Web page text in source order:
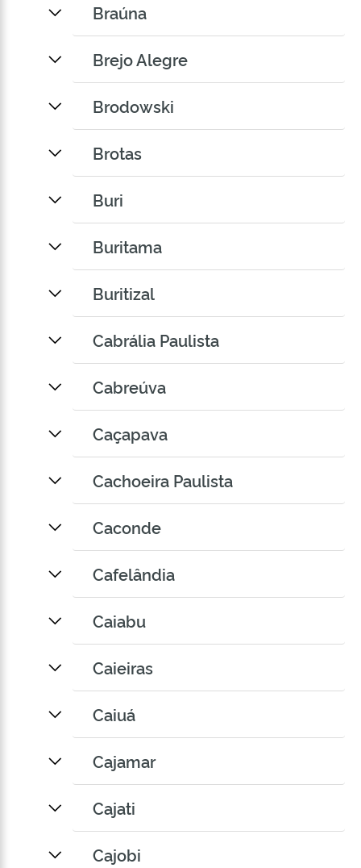
Braúna
Brejo Alegre
Brodowski
Brotas
Buri
Buritama
Buritizal
Cabrália Paulista
Cabreúva
Caçapava
Cachoeira Paulista
Caconde
Cafelândia
Caiabu
Caieiras
Caiuá
Cajamar
Cajati
Cajobi